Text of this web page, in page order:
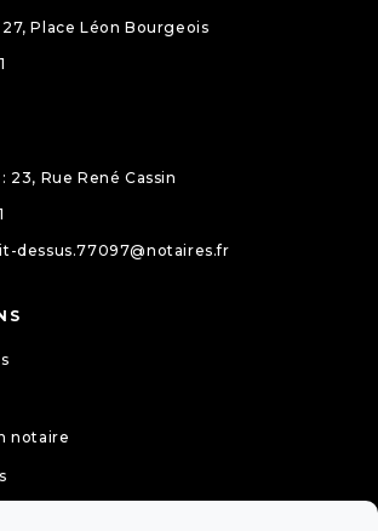
27, Place Léon Bourgeois
: 23, Rue René Cassin
dessus.77097@notaires.fr
notaire